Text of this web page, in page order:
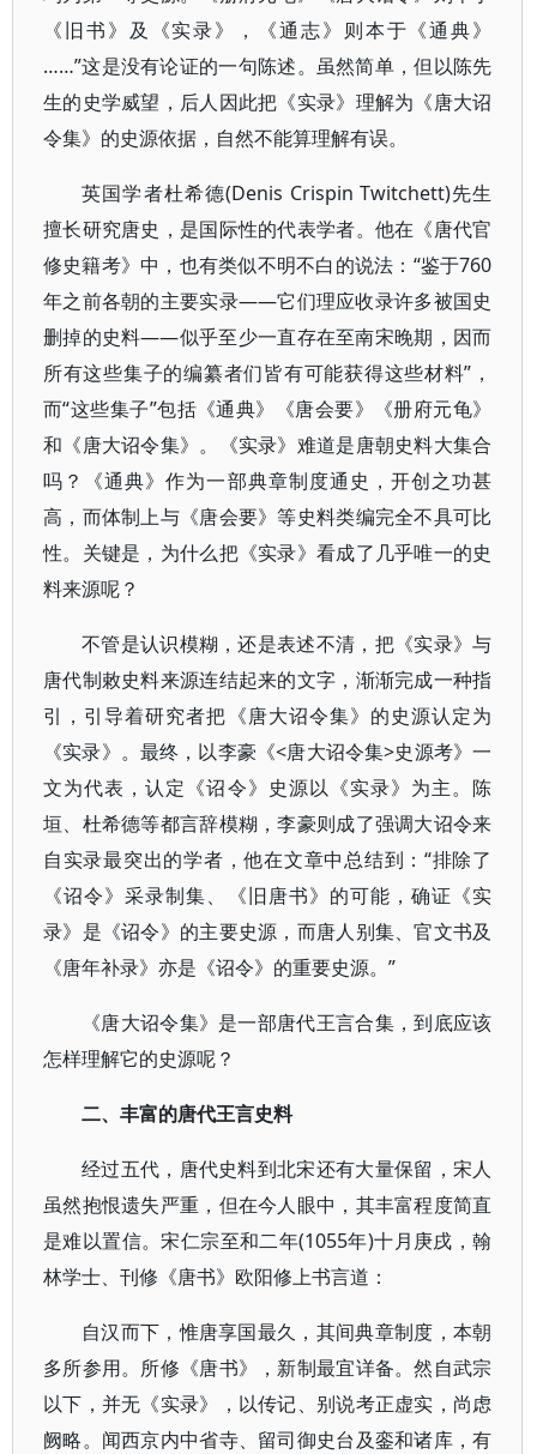
《旧书》及《实录》，《通志》则本于《通典》
……”这是没有论证的一句陈述。虽然简单，但以陈先
生的史学威望，后人因此把《实录》理解为《唐大诏
令集》的史源依据，自然不能算理解有误。
英国学者杜希德(Denis Crispin Twitchett)先生
擅长研究唐史，是国际性的代表学者。他在《唐代官
修史籍考》中，也有类似不明不白的说法：“鉴于760
年之前各朝的主要实录——它们理应收录许多被国史
删掉的史料——似乎至少一直存在至南宋晚期，因而
所有这些集子的编纂者们皆有可能获得这些材料”，
而“这些集子”包括《通典》《唐会要》《册府元龟》
和《唐大诏令集》。《实录》难道是唐朝史料大集合
吗？《通典》作为一部典章制度通史，开创之功甚
高，而体制上与《唐会要》等史料类编完全不具可比
性。关键是，为什么把《实录》看成了几乎唯一的史
料来源呢？
不管是认识模糊，还是表述不清，把《实录》与
唐代制敕史料来源连结起来的文字，渐渐完成一种指
引，引导着研究者把《唐大诏令集》的史源认定为
《实录》。最终，以李豪《<唐大诏令集>史源考》一
文为代表，认定《诏令》史源以《实录》为主。陈
垣、杜希德等都言辞模糊，李豪则成了强调大诏令来
自实录最突出的学者，他在文章中总结到：“排除了
《诏令》采录制集、《旧唐书》的可能，确证《实
录》是《诏令》的主要史源，而唐人别集、官文书及
《唐年补录》亦是《诏令》的重要史源。”
《唐大诏令集》是一部唐代王言合集，到底应该
怎样理解它的史源呢？
二、丰富的唐代王言史料
经过五代，唐代史料到北宋还有大量保留，宋人
虽然抱恨遗失严重，但在今人眼中，其丰富程度简直
是难以置信。宋仁宗至和二年(1055年)十月庚戌，翰
林学士、刊修《唐书》欧阳修上书言道：
自汉而下，惟唐享国最久，其间典章制度，本朝
多所参用。所修《唐书》，新制最宜详备。然自武宗
以下，并无《实录》，以传记、别说考正虚实，尚虑
阙略。闻西京内中省寺、留司御史台及銮和诸库，有